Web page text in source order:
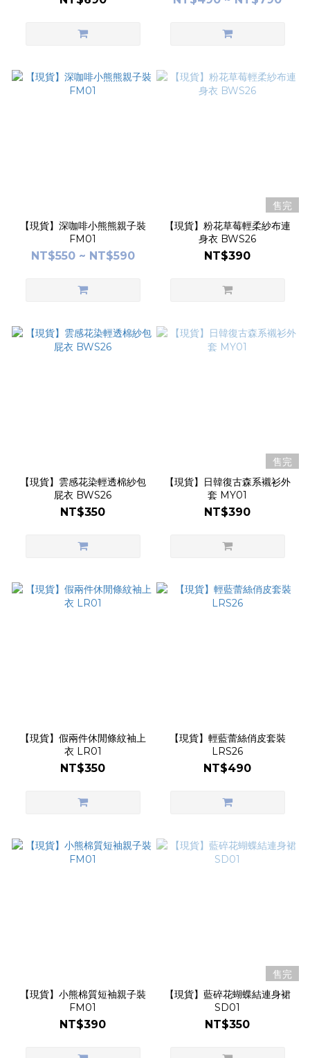
【現貨】深咖啡小熊熊親子裝
FM01
NT$550 ~ NT$590
售完
【現貨】粉花草莓輕柔紗布連
身衣 BWS26
NT$390
【現貨】雲感花染輕透棉紗包
屁衣 BWS26
NT$350
售完
【現貨】日韓復古森系襯衫外
套 MY01
NT$390
【現貨】假兩件休閒條紋袖上
衣 LR01
NT$350
【現貨】輕藍蕾絲俏皮套裝
LRS26
NT$490
【現貨】小熊棉質短袖親子裝
FM01
NT$390
售完
【現貨】藍碎花蝴蝶結連身裙
SD01
NT$350